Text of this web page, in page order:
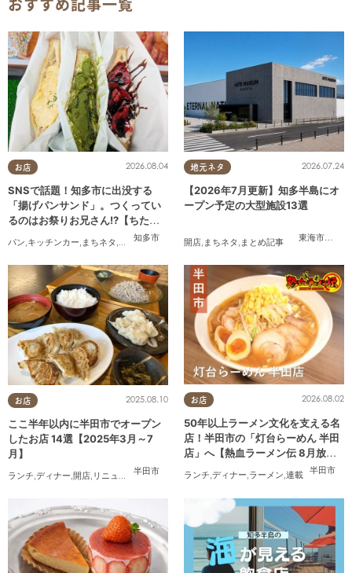
おすすめ記事一覧
お店
知多市
2026.08.04
SNSで話題！知多市に出没する
「揚げパンサンド」。つくってい
るのはお祭りお兄さん!?【ちたま
パン,キッチンカー, まちネタ ,ちたまる調査隊 行ってみたレポ
地元ネタ
東海市
,大府
2026.07.24
【2026年7月更新】知多半島にオ
ープン予定の大型施設13選
開店, まちネタ , まとめ記事
お店
半田市
2025.08.10
ここ半年以内に半田市でオープン
したお店 14選【2025年3月～7
月】
ランチ ディナー 開店 リニューアル ,まとめ記事, 家族
お店
半田市
2026.08.02
50年以上ラーメン文化を支える名
店！半田市の「灯台らーめん 半田
店」へ【熱血ラーメン伝 8月放
ランチ,ディナー,ラーメン,連載